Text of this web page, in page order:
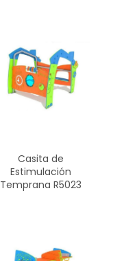
Casita de
Estimulación
Temprana R5023